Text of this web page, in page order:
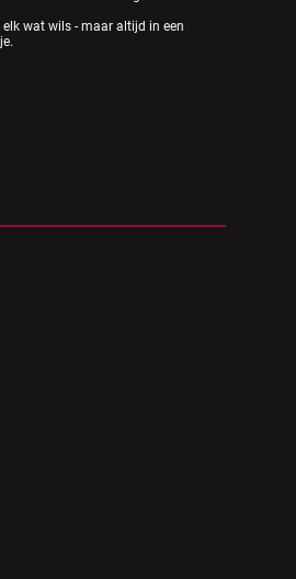
elk wat wils - maar altijd in een